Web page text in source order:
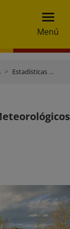
Menú
Estadísticas Meteorológicas